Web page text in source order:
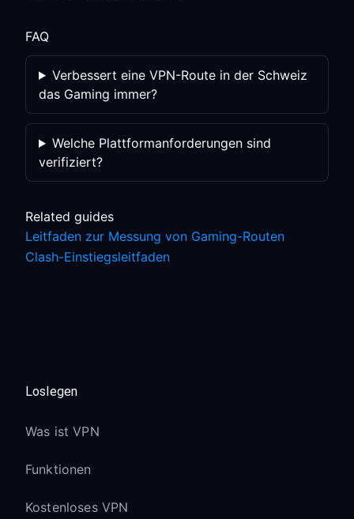
FAQ
Verbessert eine VPN-Route in der Schweiz
das Gaming immer?
Welche Plattformanforderungen sind
verifiziert?
Related guides
Leitfaden zur Messung von Gaming-Routen
Clash-Einstiegsleitfaden
Loslegen
Was ist VPN
Funktionen
Kostenloses VPN